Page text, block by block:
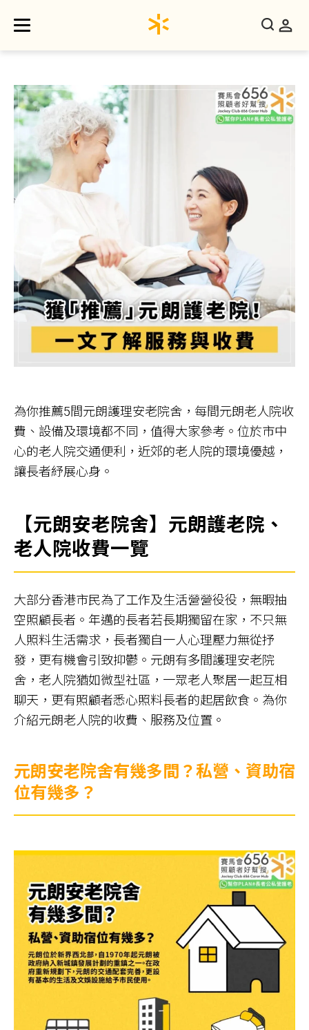
為你推薦5間元朗護理安老院舍，每間元朗老人院收
費、設備及環境都不同，值得大家參考。位於市中
心的老人院交通便利，近郊的老人院的環境優越，
讓長者紓展心身。
【元朗安老院舍】元朗護老院、
老人院收費一覽
大部分香港市民為了工作及生活營營役役，無暇抽
空照顧長者。年邁的長者若長期獨留在家，不只無
人照料生活需求，長者獨自一人心理壓力無從抒
發，更有機會引致抑鬱。元朗有多間護理安老院
舍，老人院猶如微型社區，一眾老人聚居一起互相
聊天，更有照顧者悉心照料長者的起居飲食。為你
介紹元朗老人院的收費、服務及位置。
元朗安老院舍有幾多間？私營、資助宿
位有幾多？